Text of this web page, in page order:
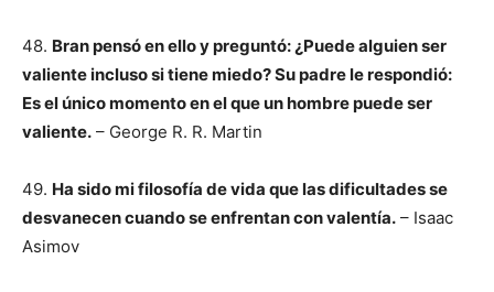
48. Bran pensó en ello y preguntó: ¿Puede alguien ser
valiente incluso si tiene miedo? Su padre le respondió:
Es el único momento en el que un hombre puede ser
valiente. – George R. R. Martin
49. Ha sido mi filosofía de vida que las dificultades se
desvanecen cuando se enfrentan con valentía. – Isaac
Asimov